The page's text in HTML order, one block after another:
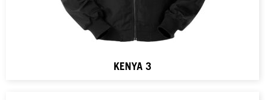
KENYA 3